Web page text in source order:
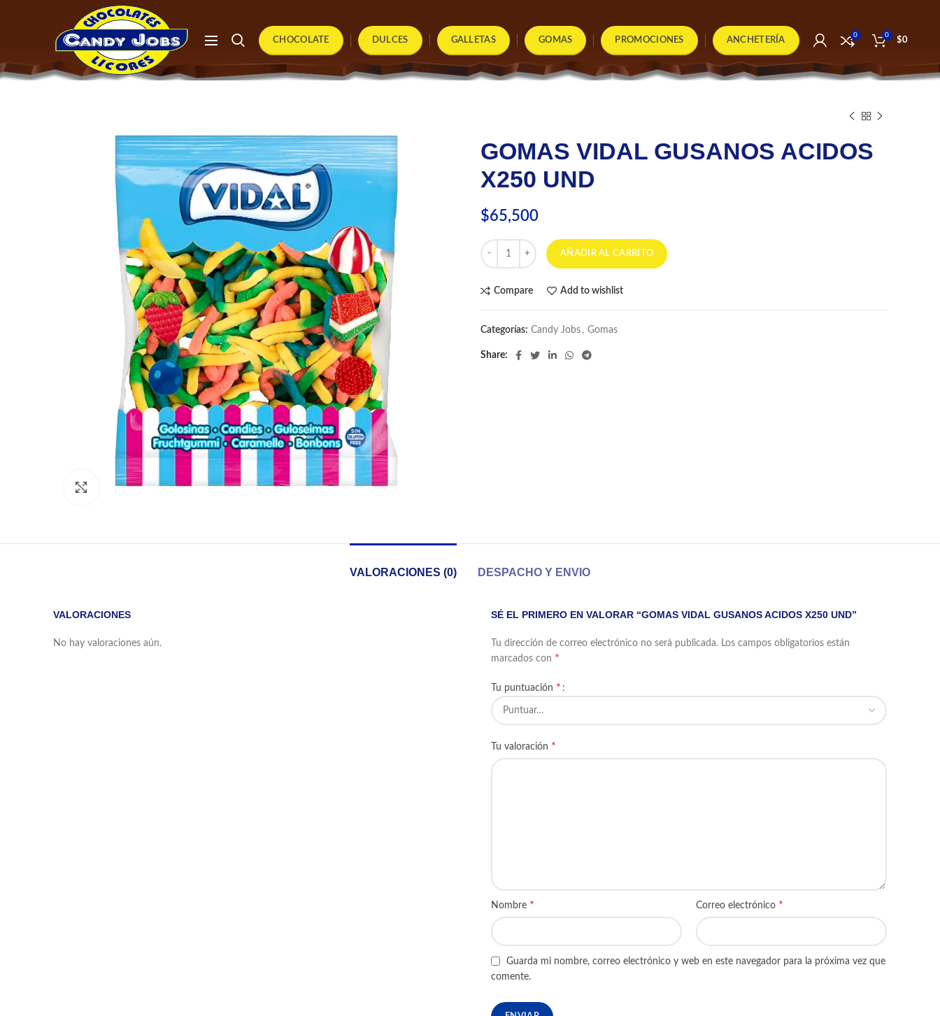
CHOCOLATE DULCES GALLETAS GOMAS PROMOCIONES ANCHETERÍA
0 0
$0
Click to enlarge
GOMAS VIDAL GUSANOS ACIDOS
X250 UND
$65,500
GOMAS VIDAL GUSANOS ACIDOS X250 UND cantidad
AÑADIR AL CARRITO
Compare Add to wishlist
Categorías: Candy Jobs , Gomas
Share
VALORACIONES (0) DESPACHO Y ENVIO
VALORACIONES
No hay valoraciones aún.
SÉ EL PRIMERO EN VALORAR “GOMAS VIDAL GUSANOS ACIDOS X250 UND”
Tu dirección de correo electrónico no será publicada. Los campos obligatorios están
marcados con *
Tu puntuación *
Tu valoración *
Nombre * Correo electrónico *
Guarda mi nombre, correo electrónico y web en este navegador para la próxima vez que
comente.